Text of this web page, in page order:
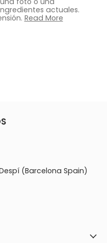
actuales.
Read More
(Barcelona Spain)